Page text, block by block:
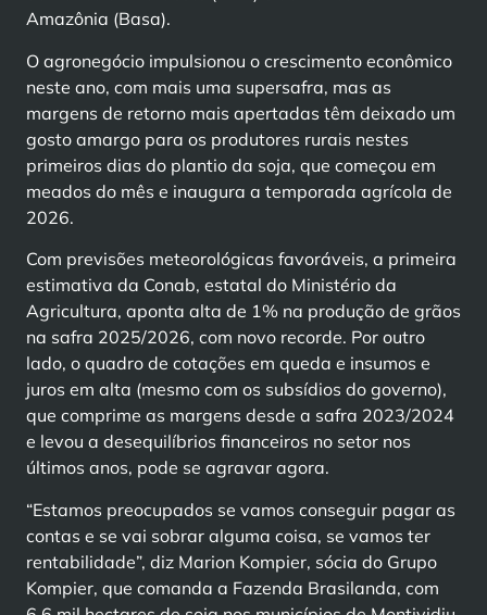
Amazônia (Basa).
O agronegócio impulsionou o crescimento econômico
neste ano, com mais uma supersafra, mas as
margens de retorno mais apertadas têm deixado um
gosto amargo para os produtores rurais nestes
primeiros dias do plantio da soja, que começou em
meados do mês e inaugura a temporada agrícola de
2026.
Com previsões meteorológicas favoráveis, a primeira
estimativa da Conab, estatal do Ministério da
Agricultura, aponta alta de 1% na produção de grãos
na safra 2025/2026, com novo recorde. Por outro
lado, o quadro de cotações em queda e insumos e
juros em alta (mesmo com os subsídios do governo),
que comprime as margens desde a safra 2023/2024
e levou a desequilíbrios financeiros no setor nos
últimos anos, pode se agravar agora.
“Estamos preocupados se vamos conseguir pagar as
contas e se vai sobrar alguma coisa, se vamos ter
rentabilidade”, diz Marion Kompier, sócia do Grupo
Kompier, que comanda a Fazenda Brasilanda, com